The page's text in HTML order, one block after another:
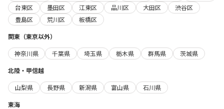
台東区
墨田区 江東区 品川区 大田区
渋谷区
豊島区
荒川区
板橋区
関東（東京以外）
神奈川県
千葉県 埼玉県 栃木県 群馬県
茨城県
北陸・甲信越
山梨県
長野県 新潟県 富山県
石川県
東海